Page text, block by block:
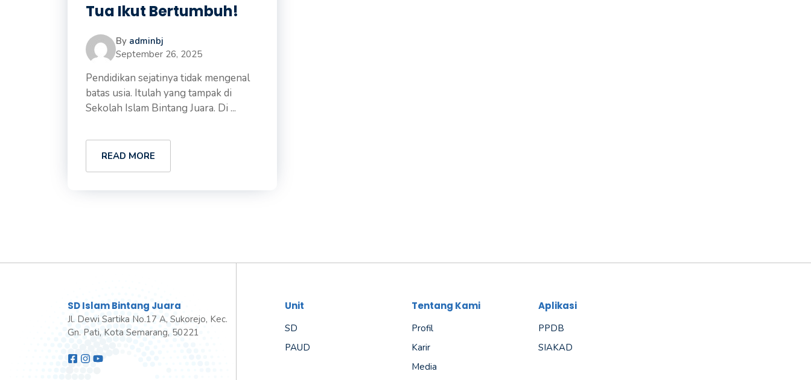
Tua Ikut Bertumbuh!
By adminbj
September 26, 2025
Pendidikan sejatinya tidak mengenal
batas usia. Itulah yang tampak di
Sekolah Islam Bintang Juara. Di ...
READ MORE
SD Islam Bintang Juara
Jl. Dewi Sartika No.17 A, Sukorejo, Kec.
Gn. Pati, Kota Semarang, 50221
Unit
SD
PAUD
Tentang Kami
Profil
Karir
Media
Aplikasi
PPDB
SIAKAD